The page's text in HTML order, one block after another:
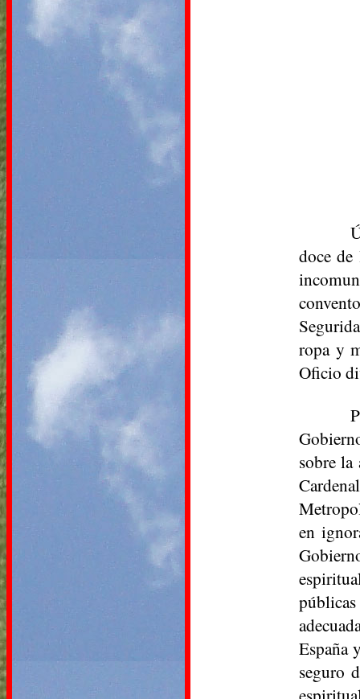
doce
ropa y
Oficio
sobre
en
España
seguro